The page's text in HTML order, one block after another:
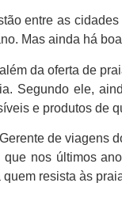
entre as
Mas ainda há
da oferta de
Segundo ele,
e produtos de
de viagens
nos últimos
resista às